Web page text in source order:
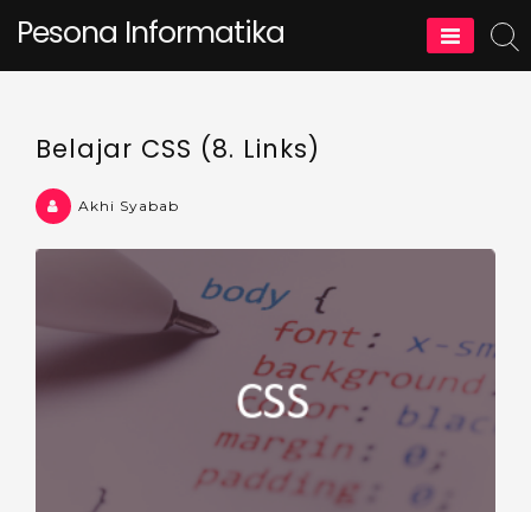
Pesona Informatika
Belajar CSS (8. Links)
Akhi Syabab